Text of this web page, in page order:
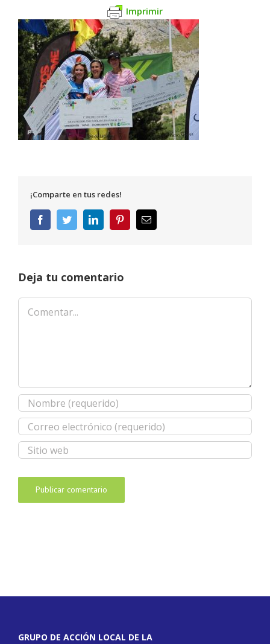
Imprimir
¡Comparte en tus redes!
FacebookTwitterLinkedInPinterestCorreo
electrónico
Deja tu comentario
Comentar
GRUPO DE ACCIÓN LOCAL DE LA